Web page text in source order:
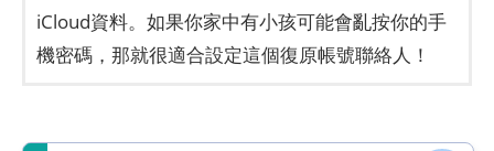
iCloud資料。如果你家中有小孩可能會亂按你的手
機密碼，那就很適合設定這個復原帳號聯絡人！